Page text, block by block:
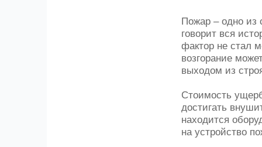
Пожар – одно из
говорит вся
фактор не стал
возгорание
выходом из
Стоимость
достигать
находится
на устройство